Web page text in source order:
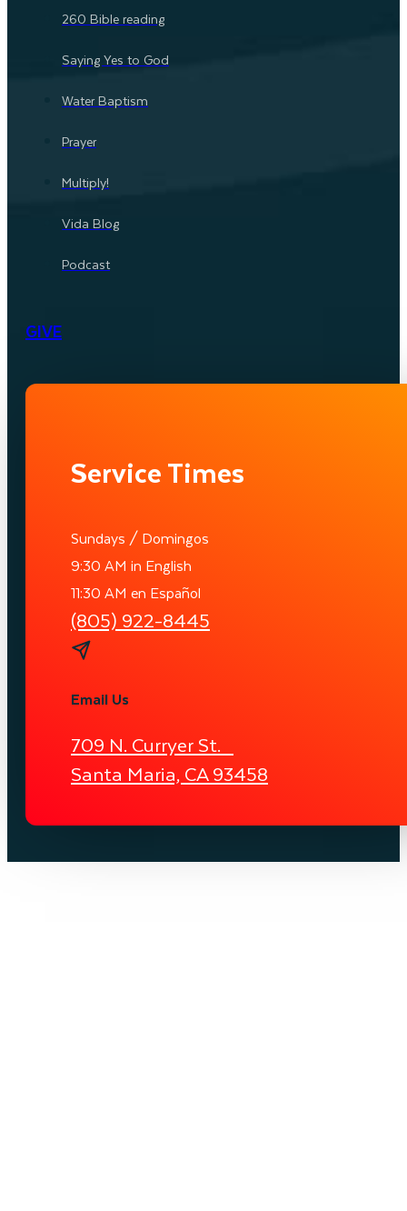
260 Bible reading
Saying Yes to God
Water Baptism
Prayer
Multiply!
Vida Blog
Podcast
GIVE
Service Times
Sundays / Domingos
9:30 AM in English
11:30 AM en Español
(805) 922-8445
Email Us
709 N. Curryer St.
Santa Maria, CA 93458